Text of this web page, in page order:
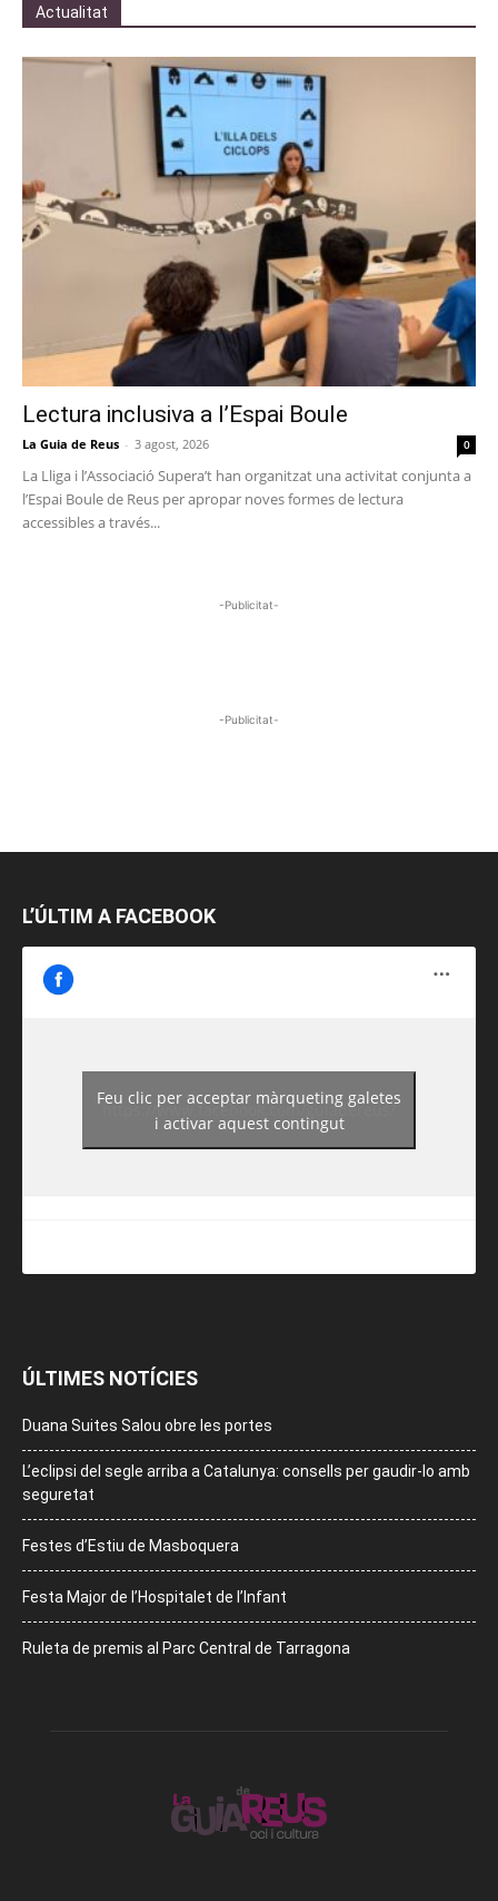
Actualitat
Lectura inclusiva a l’Espai Boule
La Guia de Reus - 3 agost, 2026 0
La Lliga i l’Associació Supera’t han organitzat una activitat conjunta a
l’Espai Boule de Reus per apropar noves formes de lectura
accessibles a través...
-Publicitat-
-Publicitat-
L’ÚLTIM A FACEBOOK
https://www.facebook.com/guiadereus/
Feu clic per acceptar màrqueting galetes
i activar aquest contingut
ÚLTIMES NOTÍCIES
Duana Suites Salou obre les portes
L’eclipsi del segle arriba a Catalunya: consells per gaudir-lo amb
seguretat
Festes d’Estiu de Masboquera
Festa Major de l’Hospitalet de l’Infant
Ruleta de premis al Parc Central de Tarragona